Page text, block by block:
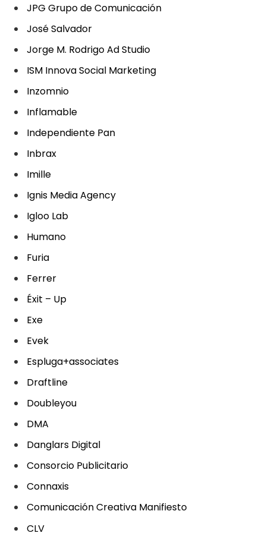
JPG Grupo de Comunicación
José Salvador
Jorge M. Rodrigo Ad Studio
ISM Innova Social Marketing
Inzomnio
Inflamable
Independiente Pan
Inbrax
Imille
Ignis Media Agency
Igloo Lab
Humano
Furia
Ferrer
Éxit – Up
Exe
Evek
Espluga+associates
Draftline
Doubleyou
DMA
Danglars Digital
Consorcio Publicitario
Connaxis
Comunicación Creativa Manifiesto
CLV